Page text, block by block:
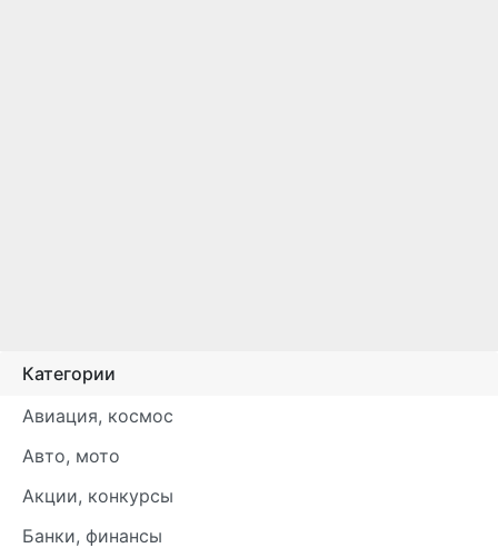
Категории
Авиация, космос
Авто, мото
Акции, конкурсы
Банки, финансы